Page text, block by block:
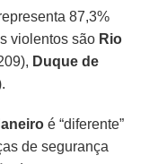
87,3%
violentos são Rio
Duque de
é “diferente”
de segurança